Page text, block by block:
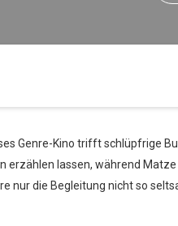
Genre-Kino trifft schlüpfrige
erzählen lassen, während
nur die Begleitung nicht so